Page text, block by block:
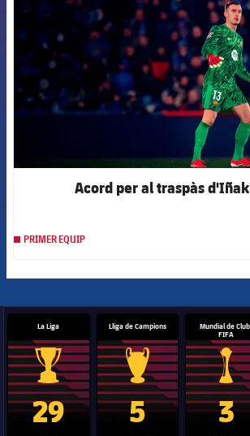
Acord per al traspàs
PRIMER EQUIP
La Liga
Trofeu de la Liga
29
Lliga de Campions
Trofeu de la Lliga de
5
Mundial de
FIFA
3